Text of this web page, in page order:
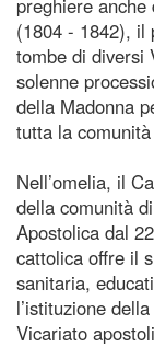
preghiere
(1804 - 1842), il
tombe di diversi
solenne
della Madonna
tutta la
Nell’omelia, il
della comunità
Apostolica dal
cattolica offre il
sanitaria,
l’istituzione
Vicariato